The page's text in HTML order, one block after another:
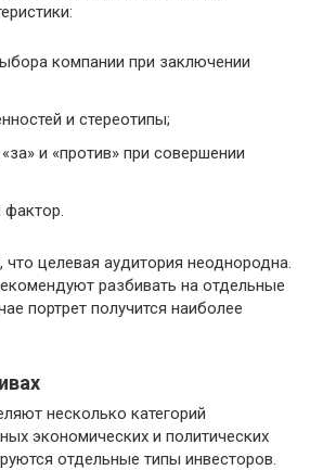
компании при заключении
и стереотипы;
и «против» при совершении
целевая аудитория неоднородна.
разбивать на отдельные
портрет получится наиболее
несколько категорий
экономических и политических
отдельные типы инвесторов.